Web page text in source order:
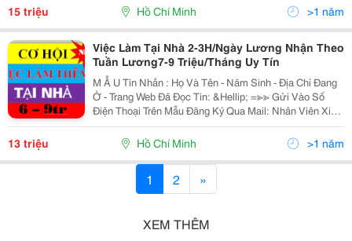
Công Ty Như Thời Trang, Mỹ Phẩm,...
15 triệu Hồ Chí Minh >1 năm
Việc Làm Tại Nhà 2-3H/Ngày Lương Nhận Theo
Tuần Lương7-9 Triệu/Tháng Uy Tín
M Ẫ U Tin Nhắn : Họ Và Tên - Năm Sinh - Địa Chỉ Đang
Ở - Trang Web Đã Đọc Tin: &Hellip; =≫≫ Gửi Vào Số
Điện Thoại Trên Mẫu Đăng Ký Qua Mail: Nhân Viên Xin
Việc Phải Điền Đầy Đủ Thông Tin Theo Mẫu Sau Và Gửi
Qua Thông Báo Tuyển Dụng Gấp...
13 triệu Hồ Chí Minh >1 năm
1 2 »
XEM THÊM